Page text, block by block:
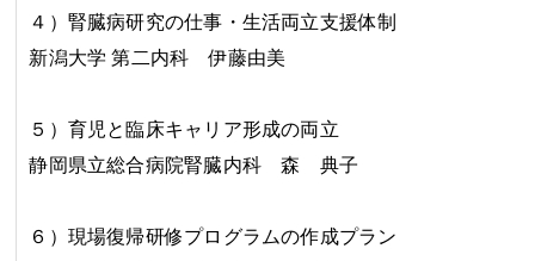
４）腎臓病研究の仕事・生活両立支援体制
新潟大学 第二内科 伊藤由美
５）育児と臨床キャリア形成の両立
静岡県立総合病院腎臓内科 森 典子
６） 現場復帰研修プログラムの作成プラン